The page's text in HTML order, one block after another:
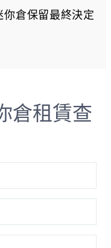
倉保留最終決定
倉租賃查